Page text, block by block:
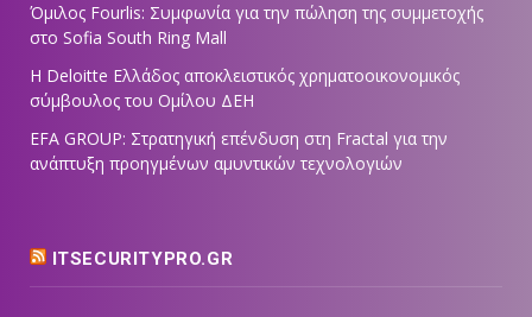
Όμιλος Fourlis: Συμφωνία για την πώληση της συμμετοχής
στο Sofia South Ring Mall
Η Deloitte Ελλάδος αποκλειστικός χρηματοοικονομικός
σύμβουλος του Ομίλου ΔΕΗ
EFA GROUP: Στρατηγική επένδυση στη Fractal για την
ανάπτυξη προηγμένων αμυντικών τεχνολογιών
ITSECURITYPRO.GR